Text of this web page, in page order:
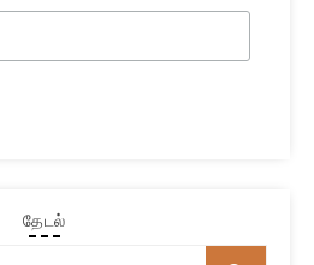
தேடல்